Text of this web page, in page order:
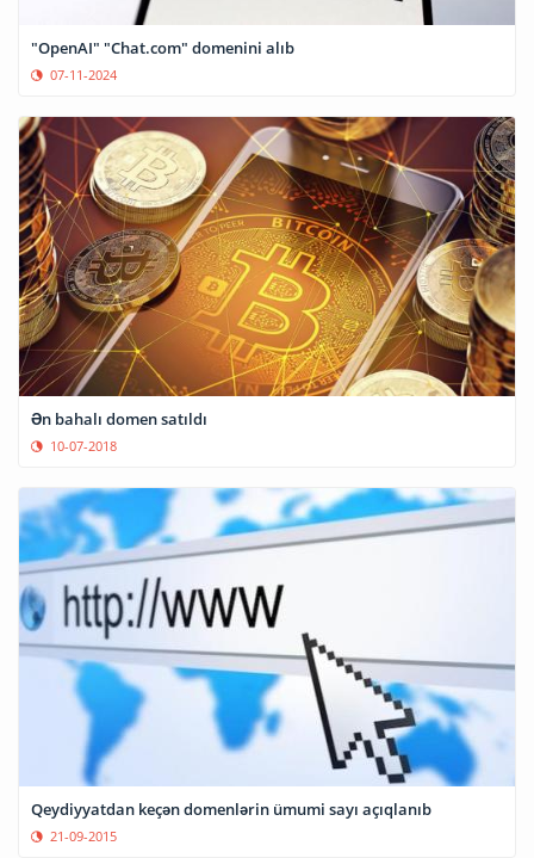
"OpenAI" "Chat.com" domenini alıb
07-11-2024
Ən bahalı domen satıldı
10-07-2018
Qeydiyyatdan keçən domenlərin ümumi sayı açıqlanıb
21-09-2015